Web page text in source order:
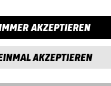
AKZEPTIEREN
AKZEPTIEREN